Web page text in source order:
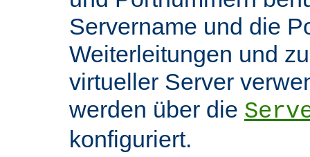
Servername und die
Weiterleitungen und
virtueller Server
werden über die
konfiguriert.